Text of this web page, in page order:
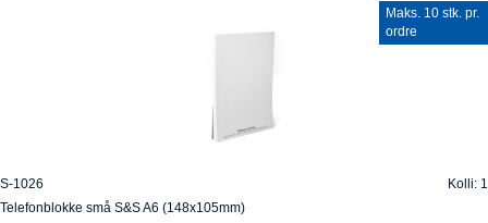
Maks. 10 stk. pr.
ordre
S-1026
Kolli: 1
Telefonblokke små S&S A6 (148x105mm)